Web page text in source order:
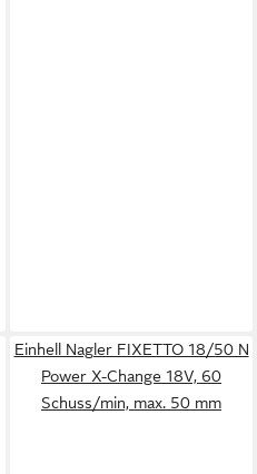
Einhell Nagler FIXETTO 18/50 N
Power X-Change 18V, 60
Schuss/min, max. 50 mm